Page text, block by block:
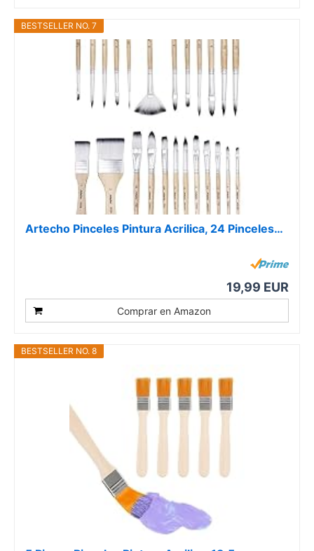
BESTSELLER NO. 7
Artecho Pinceles Pintura Acrilica, 24 Pinceles…
19,99 EUR
Comprar en Amazon
BESTSELLER NO. 8